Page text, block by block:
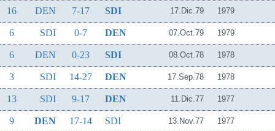
16 DEN 7-17 SDI 17.Dic.79 1979
6 SDI 0-7 DEN 07.Oct.79 1979
6 DEN 0-23 SDI 08.Oct.78 1978
3 SDI 14-27 DEN 17.Sep.78 1978
13 SDI 9-17 DEN 11.Dic.77 1977
9 DEN 17-14 SDI 13.Nov.77 1977